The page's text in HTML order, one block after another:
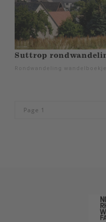
Suttrop
Rondwandeling wandelboekje